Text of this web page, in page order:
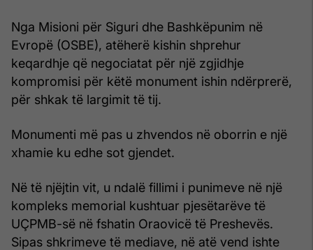
Nga Misioni për Siguri dhe Bashkëpunim në
Evropë (OSBE), atëherë kishin shprehur
keqardhje që negociatat për një zgjidhje
kompromisi për këtë monument ishin ndërprerë,
për shkak të largimit të tij.
Monumenti më pas u zhvendos në oborrin e një
xhamie ku edhe sot gjendet.
Në të njëjtin vit, u ndalë fillimi i punimeve në një
kompleks memorial kushtuar pjesëtarëve të
UÇPMB-së në fshatin Oraovicë të Preshevës.
Sipas shkrimeve të mediave, në atë vend ishte